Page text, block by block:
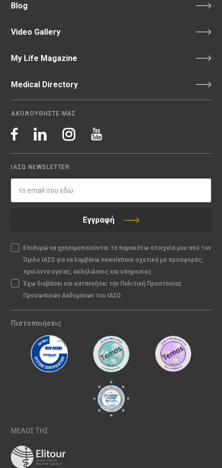
Blog
Video Gallery
My Life Magazine
Medical Directory
ΑΚΟΛΟΥΘΗΣΤΕ ΜΑΣ
ΙΑΣΩ NEWSLETTER
Εγγραφή
Επιθυμώ να χρησιμοποιούνται τα παρακάτω στοιχεία μου από τον
Όμιλο ΙΑΣΩ για να λαμβάνω newsletters σχετικά με προσφορές,
προϊόντα υγείας, εκδηλώσεις και υπηρεσίες.
Έχω διαβάσει και κατανοήσει την Πολιτική Προστασίας
Προσωπικών Δεδομένων του ΙΑΣΩ
Πιστοποιήσεις
ΜΕΛΟΣ ΤΗΣ